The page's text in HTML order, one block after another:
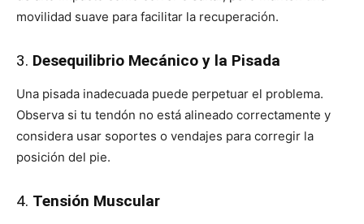
movilidad suave para facilitar la recuperación.
3. Desequilibrio Mecánico y la Pisada
Una pisada inadecuada puede perpetuar el problema.
Observa si tu tendón no está alineado correctamente y
considera usar soportes o vendajes para corregir la
posición del pie.
4. Tensión Muscular